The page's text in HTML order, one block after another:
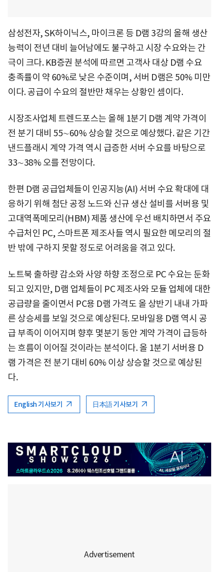
삼성전자, SK하이닉스, 마이크론 등 D램 3강의 올해 생산
능력이 전년 대비 늘어남에도 불구하고 시장 수요와는 간
극이 크다. KB증권 분석에 따르면 고객사 대상 D램 수요
충족률이 약 60%로 낮은 수준이며, 서버 D램은 50% 미만
이다. 공급이 수요의 절반만 채우는 상황인 셈이다.
시장조사업체 트렌드포스는 올해 1분기 D램 계약 가격이
전 분기 대비 55∼60% 상승할 것으로 예상했다. 같은 기간
낸드플래시 계약 가격 역시 급증한 서버 수요를 바탕으로
33∼38% 오를 전망이다.
한편 D램 공급업체들이 인공지능(AI) 서버 수요 확대에 대
응하기 위해 첨단 공정 노드와 신규 생산 설비를 서버용 및
고대역폭메모리(HBM) 제품 생산에 우선 배치하면서 주요
수급처인 PC, 스마트폰 제조사들 역시 필요한 메모리의 절
반 밖에 구하지 못할 정도로 어려움을 겪고 있다.
노트북 출하량 감소와 사양 하향 조정으로 PC 수요는 둔화
되고 있지만, D램 업체들이 PC 제조사와 모듈 업체에 대한
공급량을 줄이면서 PC용 D램 가격도 올 상반기 내내 가파
른 상승세를 보일 것으로 예상된다. 모바일용 D램 역시 공
급 부족이 이어지며 향후 몇분기 동안 계약 가격이 급등하
는 흐름이 이어질 것이라는 분석이다. 올 1분기 서버용 D
램 가격은 전 분기 대비 60% 이상 상승할 것으로 예상된
다.
English 기사보기 日本語 기사보기